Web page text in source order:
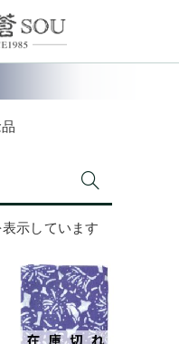
示しています